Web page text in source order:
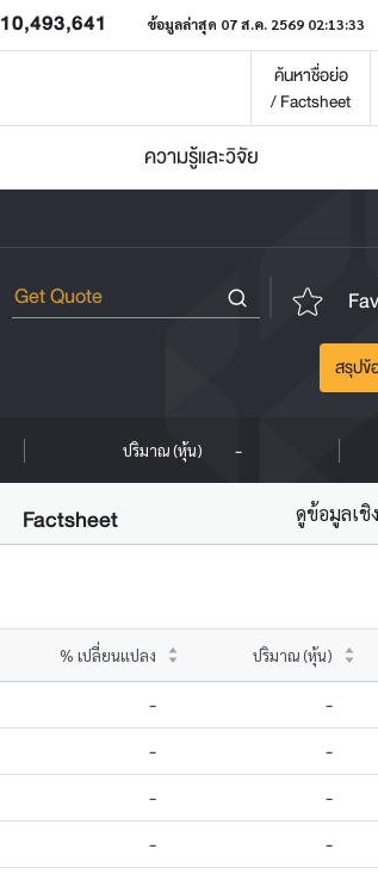
10,493,641 ข้อมูลล่าสุด 07 ส.ค. 2569 02:13:33
ค้นหาชื่อย่อ
/ Factsheet
ความรู้และวิจัย
สรุปข้
ปริมาณ (หุ้น) -
Factsheet ดูข้อมูลเชิ
% เปลี่ยนแปลง ปริมาณ (หุ้น)
- -
- -
- -
- -